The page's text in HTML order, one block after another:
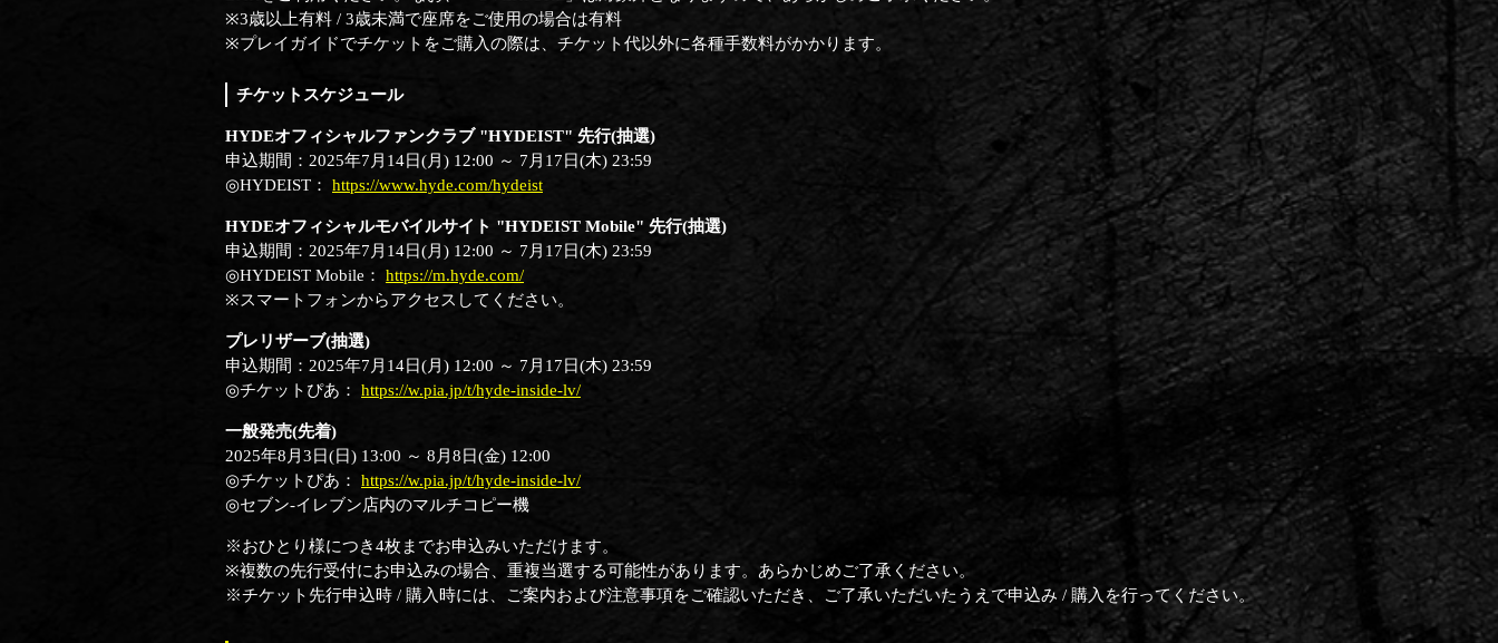
※3歳以上有料 / 3歳未満で座席をご使用の場合は有料
※プレイガイドでチケットをご購入の際は、チケット代以外に各種手数料がかかります。
チケットスケジュール
HYDEオフィシャルファンクラブ "HYDEIST" 先行(抽選)
申込期間：2025年7月14日(月) 12:00 ～ 7月17日(木) 23:59
◎HYDEIST： https://www.hyde.com/hydeist
HYDEオフィシャルモバイルサイト "HYDEIST Mobile" 先行(抽選)
申込期間：2025年7月14日(月) 12:00 ～ 7月17日(木) 23:59
◎HYDEIST Mobile： https://m.hyde.com/
※スマートフォンからアクセスしてください。
プレリザーブ(抽選)
申込期間：2025年7月14日(月) 12:00 ～ 7月17日(木) 23:59
◎チケットぴあ： https://w.pia.jp/t/hyde-inside-lv/
一般発売(先着)
2025年8月3日(日) 13:00 ～ 8月8日(金) 12:00
◎チケットぴあ： https://w.pia.jp/t/hyde-inside-lv/
◎セブン-イレブン店内のマルチコピー機
※おひとり様につき4枚までお申込みいただけます。
※複数の先行受付にお申込みの場合、重複当選する可能性があります。あらかじめご了承ください。
※チケット先行申込時 / 購入時には、ご案内および注意事項をご確認いただき、ご了承いただいたうえで申込み / 購入を行ってください。